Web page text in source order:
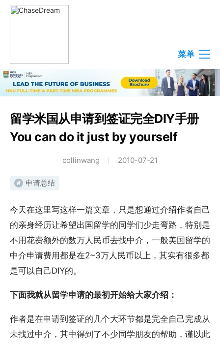
菜单
留学米国从申请到签证完全DIY手册
You can do it just by yourself
collinwang 2010-07-21
# 申请总结
今天在这里写这样一篇文章，只是想通过介绍作者自己
的亲身经历让希望出国留学的同学们少走弯路，特别是
不用花费额外的数万人民币去找中介，一般美国留学的
中介申请费用都是在2~3万人民币以上，其实有很多都
是可以自己DIY的。
下面我就从留学申请的最初开始给大家介绍：
作者是在申请到签证的几个大环节都是完全自己完成从
未找过中介，其中得到了不少同学朋友的帮助，谨以此